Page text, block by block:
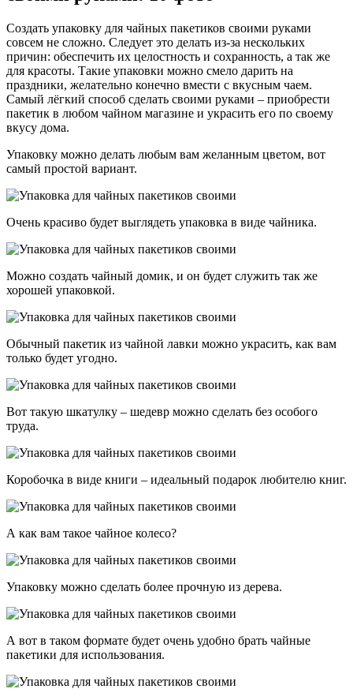
Создать упаковку для чайных пакетиков своими руками
совсем не сложно. Следует это делать из-за нескольких
причин: обеспечить их целостность и сохранность, а так же
для красоты. Такие упаковки можно смело дарить на
праздники, желательно конечно вмести с вкусным чаем.
Самый лёгкий способ сделать своими руками – приобрести
пакетик в любом чайном магазине и украсить его по своему
вкусу дома.
Упаковку можно делать любым вам желанным цветом, вот
самый простой вариант.
Очень красиво будет выглядеть упаковка в виде чайника.
Можно создать чайный домик, и он будет служить так же
хорошей упаковкой.
Обычный пакетик из чайной лавки можно украсить, как вам
только будет угодно.
Вот такую шкатулку – шедевр можно сделать без особого
труда.
Коробочка в виде книги – идеальный подарок любителю книг.
А как вам такое чайное колесо?
Упаковку можно сделать более прочную из дерева.
А вот в таком формате будет очень удобно брать чайные
пакетики для использования.